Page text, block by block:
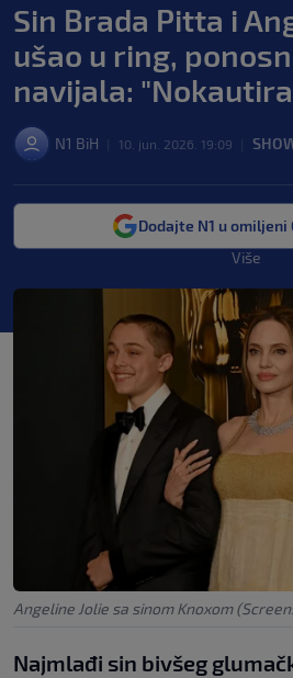
Sin Brada Pitta i
ušao u ring,
navijala:
N1 BiH 10. jun. 2026. 19:09
Dodajte N1 u omiljeni
Više
Angeline Jolie sa sinom Knoxom
Najmlađi sin bivšeg